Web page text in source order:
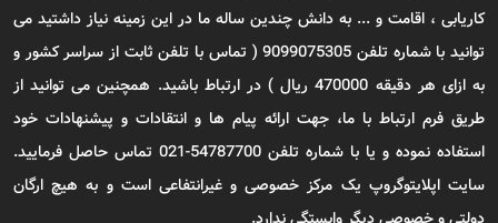
کاریابی ، اقامت و ... به دانش چندین ساله ما در این زمینه نیاز داشتید می
توانید با شماره تلفن 9099075305 ( تماس با تلفن ثابت از سراسر کشور و
به ازای هر دقیقه 470000 ریال ) در ارتباط باشید. همچنین می توانید از
طریق فرم ارتباط با ما، جهت ارائه پیام ها و انتقادات و پیشنهادات خود
استفاده نموده و یا با شماره تلفن 54787700-021 تماس حاصل فرمایید.
سایت اپلایتوگروپ یک مرکز خصوصی و غیرانتفاعی است و به هیچ ارگان